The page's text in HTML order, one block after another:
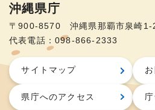
沖縄県庁
〒900-8570 沖縄県那覇市泉崎1-
代表電話：098-866-2333
サイトマップ
県庁へのアクセス